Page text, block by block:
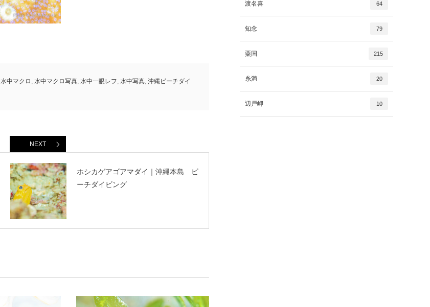
水中マクロ , 水中マクロ写真, 水中一眼レフ, 水中写真, 沖縄ビーチダイ
NEXT
ホシカゲアゴアマダイ｜沖縄本島 ビ
ーチダイビング
渡名喜 64
知念 79
粟国 215
糸満 20
辺戸岬 10